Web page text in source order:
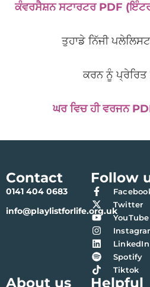
ਕੰਵਰਸੈਸ਼ਨ ਸਟਾਰਟਰ PDF
ਤੁਹਾਡੇ ਨਿੱਜੀ
ਕਰਨ ਨੂੰ ਪ੍ਰੇਰਿਤ
ਘਰ ਵਿਚ ਹੀ ਵਰਜਨ
Contact
0141 404 0683
info@playlistforlife.org.uk
Follow
Twitter
YouTube
LinkedIn
Spotify
Tiktok
About us
Helpful